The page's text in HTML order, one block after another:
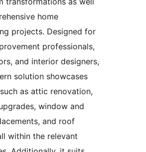
home
projects. Designed for
professionals,
and interior designers,
solution showcases
as attic renovation,
window and
and roof
within the relevant